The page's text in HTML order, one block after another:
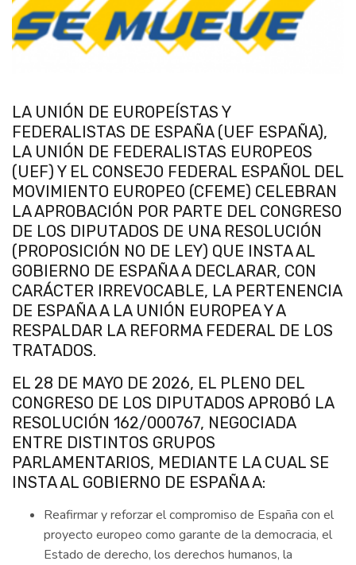
LA UNIÓN DE EUROPEÍSTAS Y
FEDERALISTAS DE ESPAÑA (UEF ESPAÑA),
LA UNIÓN DE FEDERALISTAS EUROPEOS
(UEF) Y EL CONSEJO FEDERAL ESPAÑOL DEL
MOVIMIENTO EUROPEO (CFEME) CELEBRAN
LA APROBACIÓN POR PARTE DEL CONGRESO
DE LOS DIPUTADOS DE UNA RESOLUCIÓN
(PROPOSICIÓN NO DE LEY) QUE INSTA AL
GOBIERNO DE ESPAÑA A DECLARAR, CON
CARÁCTER IRREVOCABLE, LA PERTENENCIA
DE ESPAÑA A LA UNIÓN EUROPEA Y A
RESPALDAR LA REFORMA FEDERAL DE LOS
TRATADOS.
EL 28 DE MAYO DE 2026, EL PLENO DEL
CONGRESO DE LOS DIPUTADOS APROBÓ LA
RESOLUCIÓN 162/000767, NEGOCIADA
ENTRE DISTINTOS GRUPOS
PARLAMENTARIOS, MEDIANTE LA CUAL SE
INSTA AL GOBIERNO DE ESPAÑA A:
Reafirmar y reforzar el compromiso de España con el
proyecto europeo como garante de la democracia, el
Estado de derecho, los derechos humanos, la